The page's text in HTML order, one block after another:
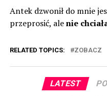
Antek dzwonił do mnie
przeprosić, alenie
RELATED TOPICS: ZOBACZ
LATEST